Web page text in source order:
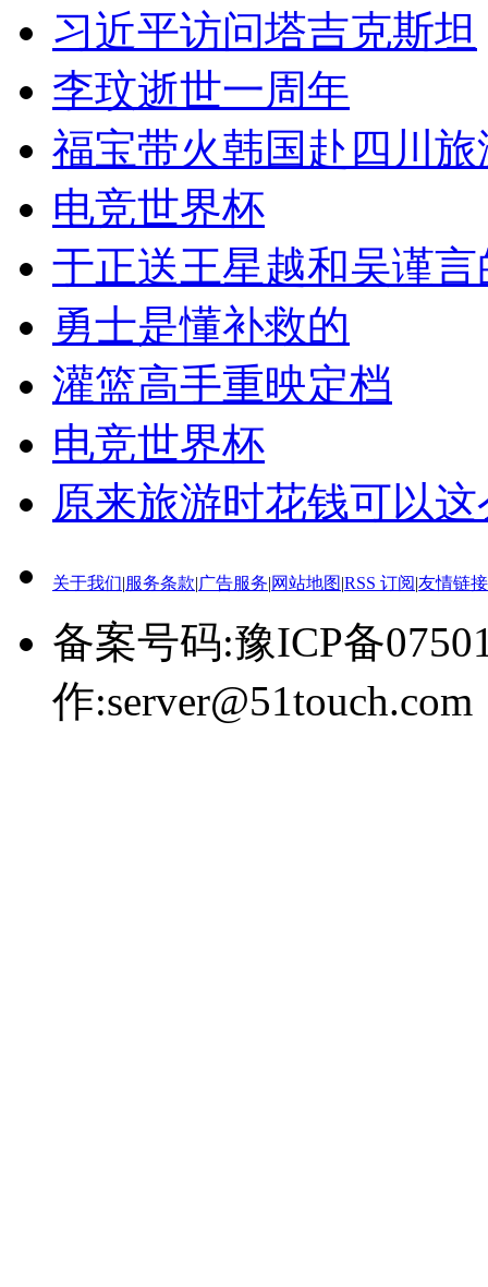
习近平访问塔吉克斯坦
李玟逝世一周年
福宝带火韩国赴四川旅
电竞世界杯
于正送王星越和吴谨
勇士是懂补救的
灌篮高手重映定档
电竞世界杯
原来旅游时花钱可以
关于我们|服务条款|广告服务|网站地图|RSS 订阅|友情链接
备案号码:豫ICP备
作:server@51touch.com